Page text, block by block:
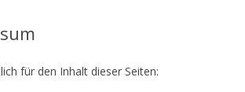
für den Inhalt dieser Seiten: